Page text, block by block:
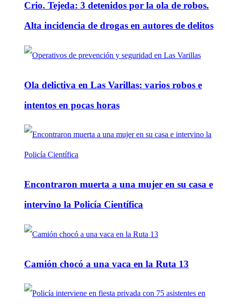
Crio. Tejeda: 3 detenidos por la ola de robos.
Alta incidencia de drogas en autores de delitos
Ola delictiva en Las Varillas: varios robos e
intentos en pocas horas
Encontraron muerta a una mujer en su casa e
intervino la Policía Científica
Camión chocó a una vaca en la Ruta 13